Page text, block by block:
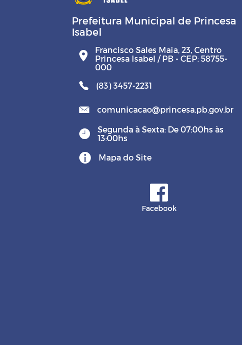
Prefeitura Municipal de Princesa
Isabel
Francisco Sales Maia, 23, Centro
Princesa Isabel / PB - CEP: 58755-
000
(83) 3457-2231
comunicacao@princesa.pb.gov.br
Segunda à Sexta: De 07:00hs às
13:00hs
Mapa do Site
Facebook